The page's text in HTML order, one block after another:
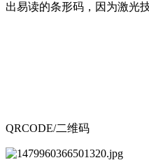
出易读的条形码，因为激光
QRCODE/二维码